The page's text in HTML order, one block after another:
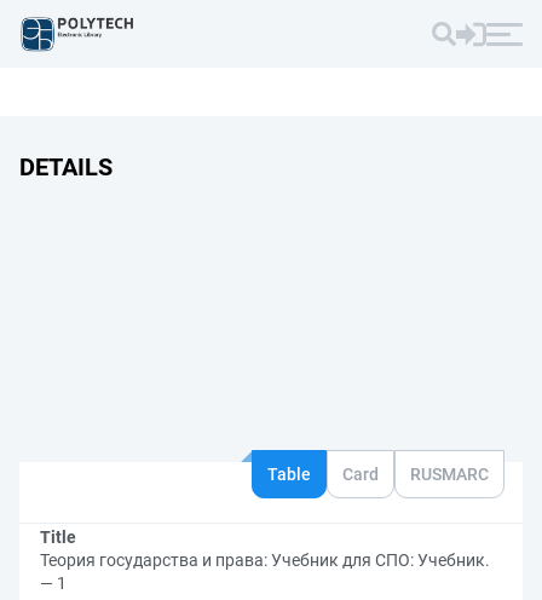
DETAILS
Table Card RUSMARC
Title
Теория государства и права: Учебник для СПО: Учебник.
— 1